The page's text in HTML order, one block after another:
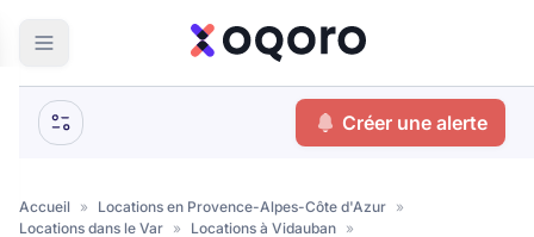
Créer une alerte
Accueil » Locations en Provence-Alpes-Côte d'Azur »
Locations dans le Var » Locations à Vidauban »